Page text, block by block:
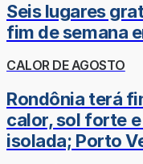
Seis lugares
fim de semana
CALOR DE AGOSTO
Rondônia terá
calor, sol forte
isolada; Porto